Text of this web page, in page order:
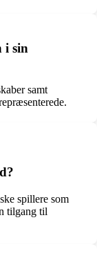
i sin
samt
spillere som
tilgang til